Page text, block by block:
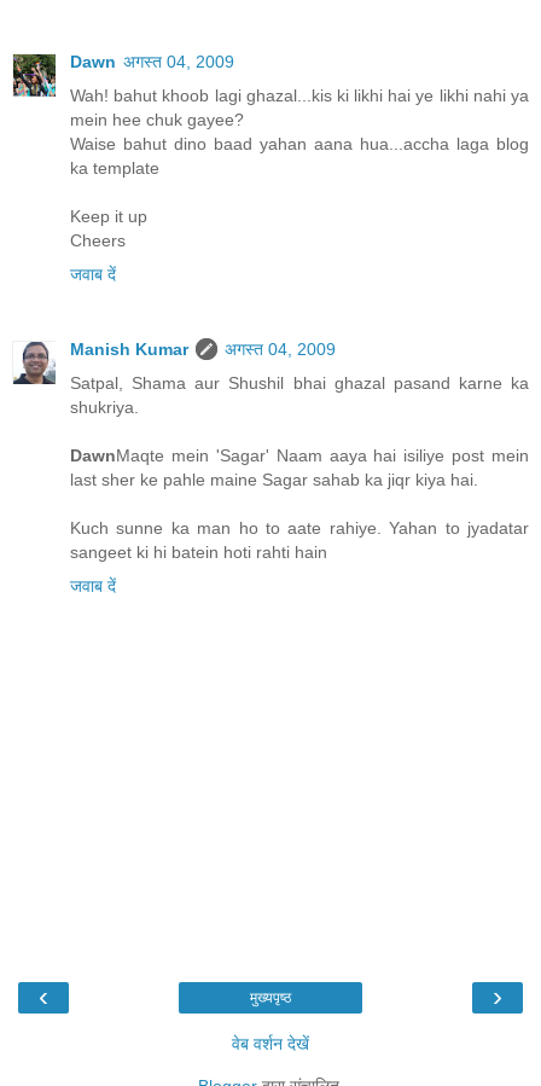
Dawn अगस्त 04, 2009
Wah! bahut khoob lagi ghazal...kis ki likhi hai ye likhi nahi ya
mein hee chuk gayee?
Waise bahut dino baad yahan aana hua...accha laga blog
ka template
Keep it up
Cheers
जवाब दें
Manish Kumar
अगस्त 04, 2009
Satpal, Shama aur Shushil bhai ghazal pasand karne ka
shukriya.
DawnMaqte mein 'Sagar' Naam aaya hai isiliye post mein
last sher ke pahle maine Sagar sahab ka jiqr kiya hai.
Kuch sunne ka man ho to aate rahiye. Yahan to jyadatar
sangeet ki hi batein hoti rahti hain
जवाब दें
‹ ›
मुख्यपृष्ठ
वेब वर्शन देखें